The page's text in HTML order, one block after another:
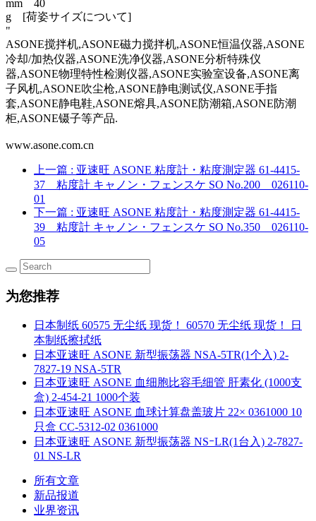
mm 40
g [荷姿サイズについて]
"
ASONE搅拌机,ASONE磁力搅拌机,ASONE恒温仪器,ASONE
冷却/加热仪器,ASONE洗净仪器,ASONE分析特殊仪
器,ASONE物理特性检测仪器,ASONE实验室设备,ASONE离
子风机,ASONE吹尘枪,ASONE静电测试仪,ASONE手指
套,ASONE静电鞋,ASONE熔具,ASONE防潮箱,ASONE防潮
柜,ASONE镊子等产品.
www.asone.com.cn
上一篇 : 亚速旺 ASONE 粘度計・粘度測定器 61-4415-
37 粘度計 キャノン・フェンスケ SO No.200 026110-
01
下一篇 : 亚速旺 ASONE 粘度計・粘度測定器 61-4415-
39 粘度計 キャノン・フェンスケ SO No.350 026110-
05
为您推荐
日本制纸 60575 无尘纸 现货！ 60570 无尘纸 现货！ 日
本制纸擦拭纸
日本亚速旺 ASONE 新型振荡器 NSA-5TR(1个入) 2-
7827-19 NSA-5TR
日本亚速旺 ASONE 血细胞比容毛细管 肝素化 (1000支
盒) 2-454-21 1000个装
日本亚速旺 ASONE 血球计算盘盖玻片 22× 0361000 10
只盒 CC-5312-02 0361000
日本亚速旺 ASONE 新型振荡器 NSｰLR(1台入) 2-7827-
01 NS-LR
所有文章
新品报道
业界资讯